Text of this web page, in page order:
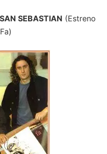
SEBASTIAN (Estreno